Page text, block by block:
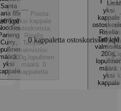
0 kpl
Santa
85g
Curry
määrä:
yksi
Poista
yksi kappale
ostoskorista,
Risella
Teriyaki
valmisriisi
200g, lopullinen
määrä: 0
kappaletta
0 kappaletta ostoskorissa0 kpl
yksi
kappale
Risella
Teriyaki
200g,
määrä:
yksi
kappale